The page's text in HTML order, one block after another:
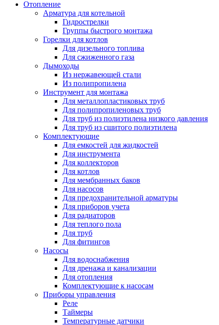
Отопление
Арматура для котельной
Гидрострелки
Группы быстрого монтажа
Горелки для котлов
Для дизельного топлива
Для сжиженного газа
Дымоходы
Из нержавеющей стали
Из полипропилена
Инструмент для монтажа
Для металлопластиковых труб
Для полипропиленовых труб
Для труб из полиэтилена низкого давления
Для труб из сшитого полиэтилена
Комплектующие
Для емкостей для жидкостей
Для инструмента
Для коллекторов
Для котлов
Для мембранных баков
Для насосов
Для предохранительной арматуры
Для приборов учета
Для радиаторов
Для теплого пола
Для труб
Для фитингов
Насосы
Для водоснабжения
Для дренажа и канализации
Для отопления
Комплектующие к насосам
Приборы управления
Реле
Таймеры
Температурные датчики